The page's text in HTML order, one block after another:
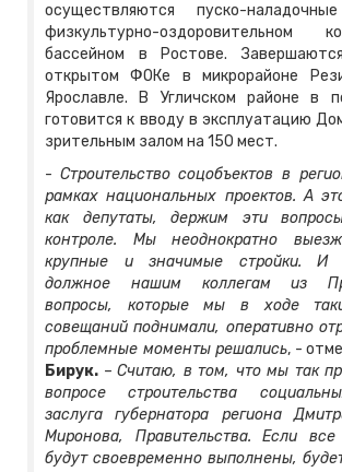
осуществляются пуско-
физкультурно-оздоровительном
бассейном в Ростове.
открытом ФОКе в микрорайоне
Ярославле. В Угличском районе в
готовится к вводу в эксплуатацию
зрительным залом на 150 мест.
- Строительство соцобъектов в
рамках национальных проектов. А
как депутаты, держим эти
контроле. Мы неоднократно
крупные и значимые стройки. И
должное нашим коллегам из
вопросы, которые мы в ходе
совещаний поднимали, оперативно
проблемные моменты решались, -
Бирук. –Считаю, в том, что мы так
вопросе строительства
заслуга губернатора региона
Миронова, Правительства. Если
будут своевременно выполнены,